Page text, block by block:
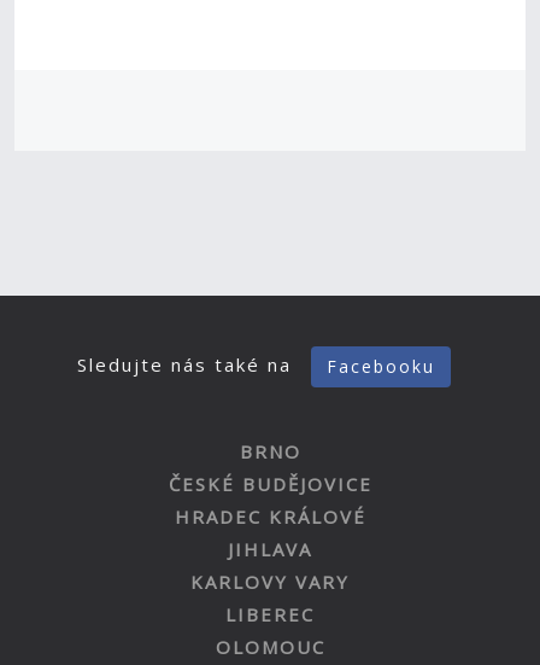
Sledujte nás také na Facebooku
BRNO
ČESKÉ BUDĚJOVICE
HRADEC KRÁLOVÉ
JIHLAVA
KARLOVY VARY
LIBEREC
OLOMOUC